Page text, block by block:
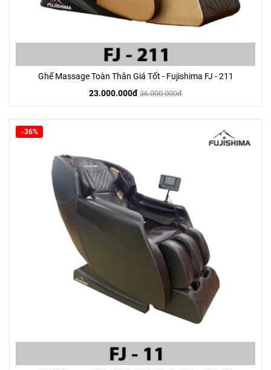
Ghế Massage Toàn Thân Giá Tốt - Fujishima FJ - 211
23.000.000đ 36.000.000đ
-36%